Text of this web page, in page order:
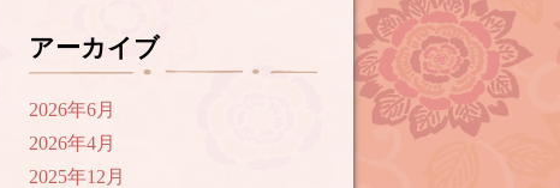
アーカイブ
2026年6月
2026年4月
2025年12月